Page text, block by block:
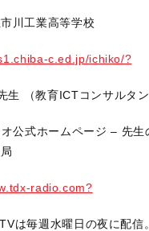
市川工業高等学校
c.ed.jp/ichiko/?
生 （教育ICTコンサルタン
オ公式ホームページ – 先生
radio.com?
は毎週水曜日の夜に配信